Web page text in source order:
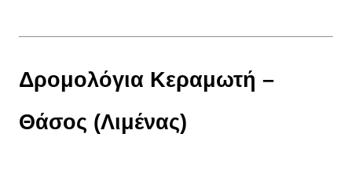
Δρομολόγια Κεραμωτή –
Θάσος (Λιμένας)